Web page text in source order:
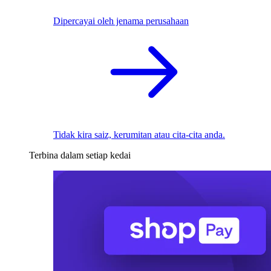
Dipercayai oleh jenama perusahaan
Tidak kira saiz, kerumitan atau cita-cita anda.
Terbina dalam setiap kedai